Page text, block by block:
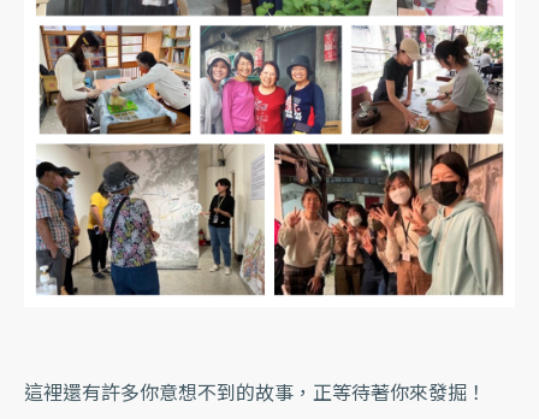
這裡還有許多你意想不到的故事，正等待著你來發掘！